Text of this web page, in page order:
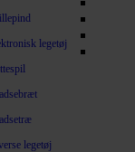
legetøj
legetøj